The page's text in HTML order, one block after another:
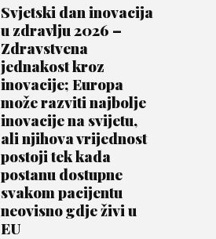
Svjetski dan inovacija
u zdravlju 2026 –
Zdravstvena
jednakost kroz
inovacije; Europa
može razviti najbolje
inovacije na svijetu,
ali njihova vrijednost
postoji tek kada
postanu dostupne
svakom pacijentu
neovisno gdje živi u
EU